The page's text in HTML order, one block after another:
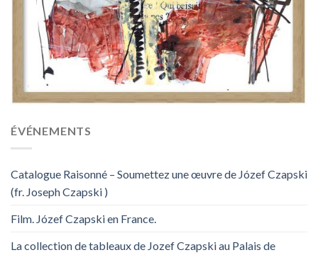
ÉVÉNEMENTS
Catalogue Raisonné – Soumettez une œuvre de Józef Czapski
(fr. Joseph Czapski )
Film. Józef Czapski en France.
La collection de tableaux de Jozef Czapski au Palais de